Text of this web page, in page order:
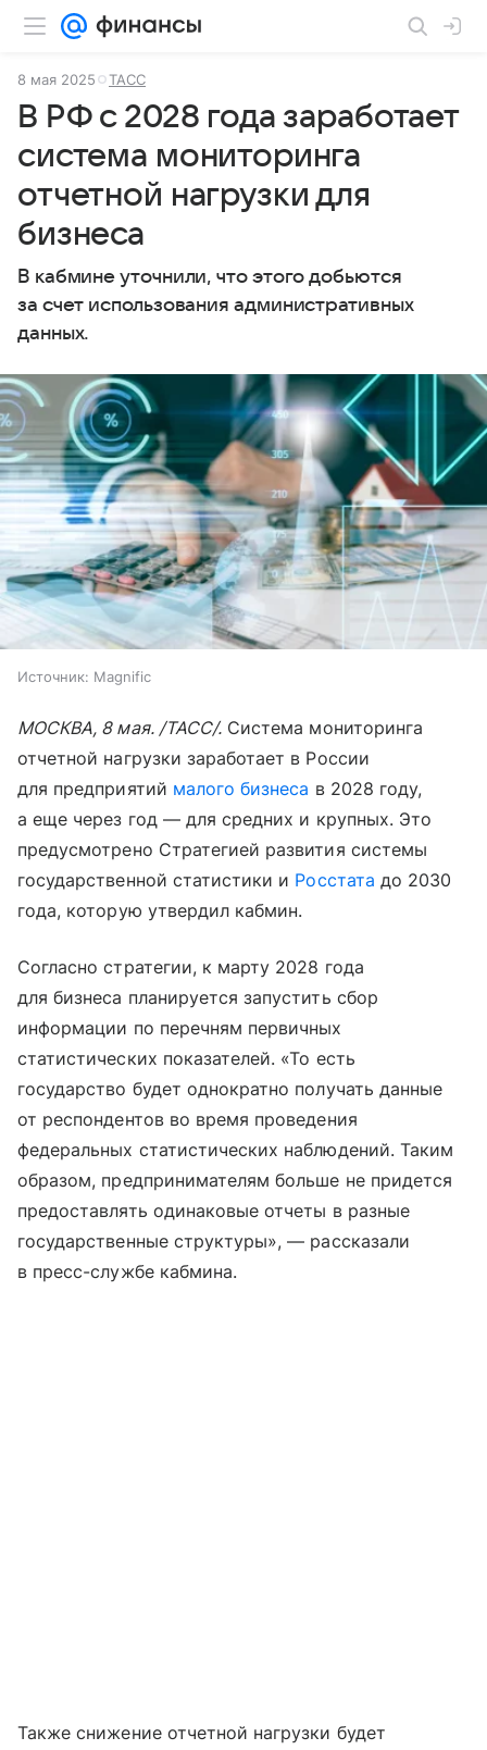
8 мая 2025 ТАСС
В РФ с 2028 года заработает
система мониторинга
отчетной нагрузки для
бизнеса
В кабмине уточнили, что этого добьются
за счет использования административных
данных.
Источник: Magnific
МОСКВА, 8 мая. /ТАСС/. Система мониторинга
отчетной нагрузки заработает в России
для предприятий малого бизнеса в 2028 году,
а еще через год — для средних и крупных. Это
предусмотрено Стратегией развития системы
государственной статистики и Росстата до 2030
года, которую утвердил кабмин.
Согласно стратегии, к марту 2028 года
для бизнеса планируется запустить сбор
информации по перечням первичных
статистических показателей. «То есть
государство будет однократно получать данные
от респондентов во время проведения
федеральных статистических наблюдений. Таким
образом, предпринимателям больше не придется
предоставлять одинаковые отчеты в разные
государственные структуры», — рассказали
в пресс-службе кабмина.
Также снижение отчетной нагрузки будет